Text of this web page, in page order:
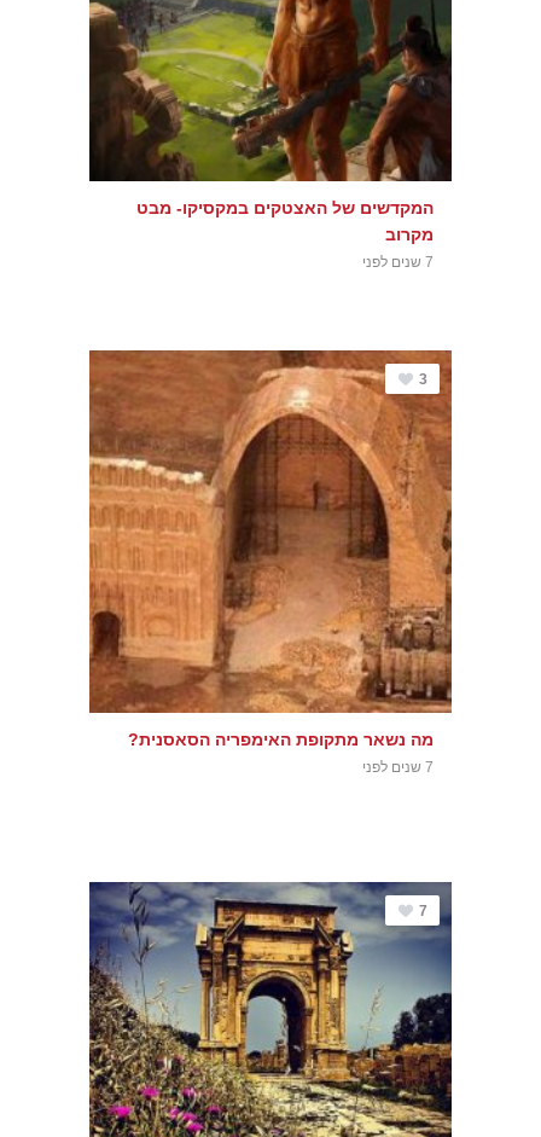
המקדשים של האצטקים במקסיקו- מבט
מקרוב
7 שנים לפני
3
מה נשאר מתקופת האימפריה הסאסנית?
7 שנים לפני
7